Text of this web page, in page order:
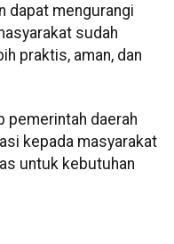
dapat mengurangi
sudah
praktis, aman, dan
pemerintah daerah
kepada masyarakat
untuk kebutuhan